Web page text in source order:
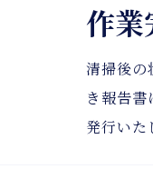
作
清掃後の
き報告
発行いた